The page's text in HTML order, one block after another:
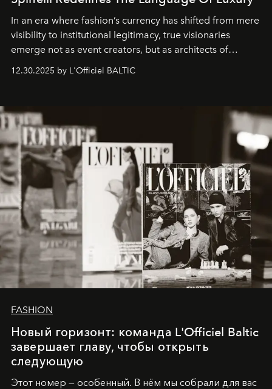
In an era where fashion’s currency has shifted from mere
visibility to institutional legitimacy, true visionaries
emerge not as event creators, but as architects of
brand strategist with three decades of mastery in luxury,
framework where creativity, commerce, and culture
converge with surgical precision.
12.30.2025 by L'Officiel BALTIC
FASHION
Новый горизонт: команда L'Officiel Baltic
завершает главу, чтобы открыть
следующую
Этот номер — особенный. В нём мы собрали для вас